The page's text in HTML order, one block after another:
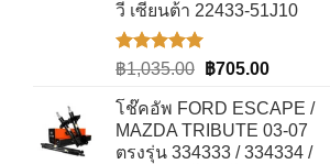
วี เซียนต้า 22433-51J10
ให้คะแนน
1-5
คะแนน
฿1,035.00 Original
was:
฿1,035.00.
฿705.00Current
is:
฿705.00.
โช๊คอัพ FORD ESCAPE /
MAZDA TRIBUTE 03-07
ตรงรุ่น 334333 / 334334 /